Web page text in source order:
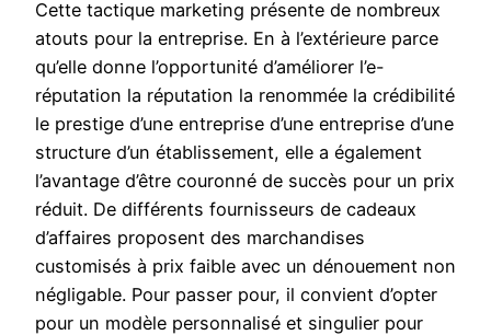
Cette tactique marketing présente de nombreux
atouts pour la entreprise. En à l’extérieure parce
qu’elle donne l’opportunité d’améliorer l’e-
réputation la réputation la renommée la crédibilité
le prestige d’une entreprise d’une entreprise d’une
structure d’un établissement, elle a également
l’avantage d’être couronné de succès pour un prix
réduit. De différents fournisseurs de cadeaux
d’affaires proposent des marchandises
customisés à prix faible avec un dénouement non
négligable. Pour passer pour, il convient d’opter
pour un modèle personnalisé et singulier pour